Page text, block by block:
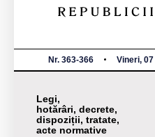
Nr. 363-366 Vineri,
Legi,
hotărâri, decrete,
dispoziții, tratate,
acte normative